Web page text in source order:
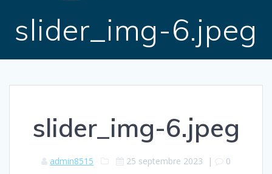
slider_img-6.jpeg
slider_img-6.jpeg
admin8515 25 septembre 2023 | 0